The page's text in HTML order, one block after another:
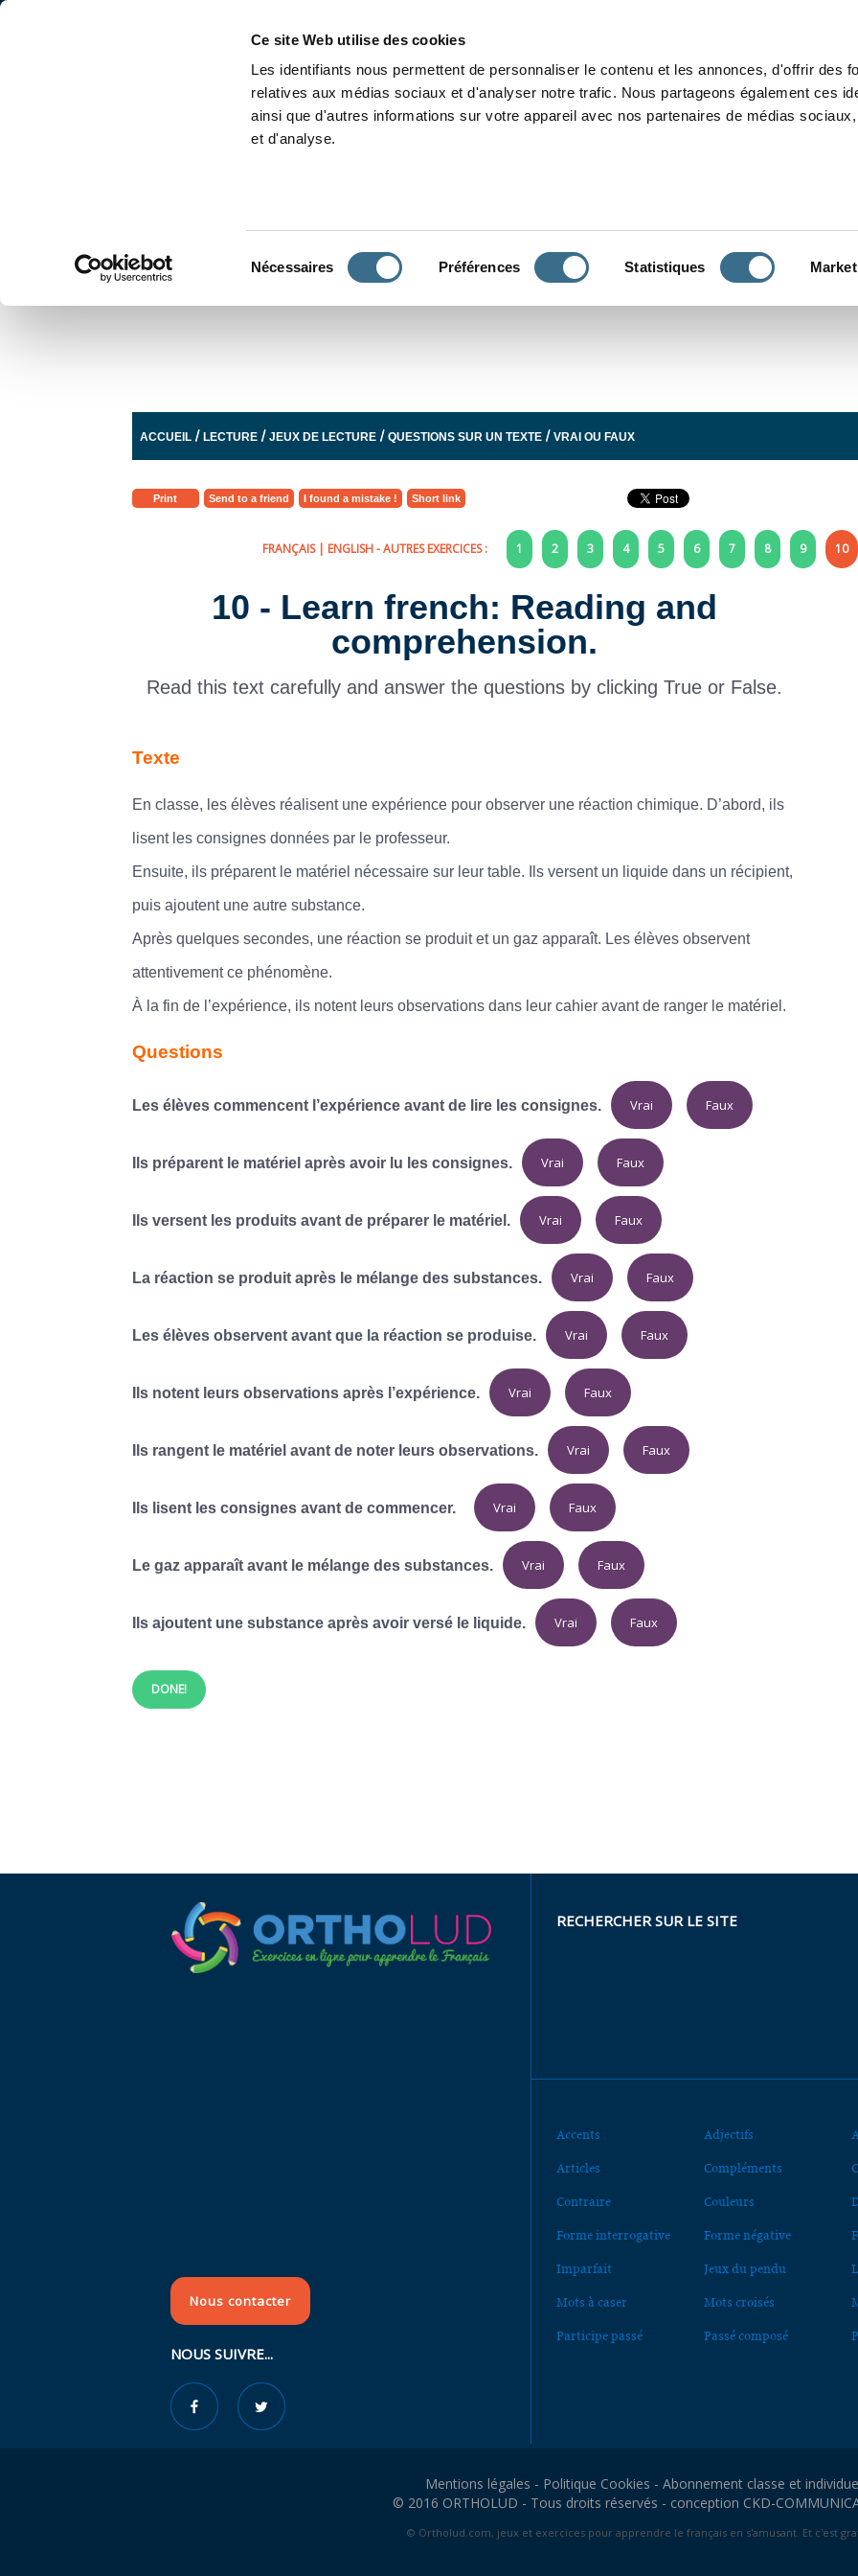
Ce site Web utilise des cookies
Les identifiants nous permettent de personnaliser le contenu et les annonces, d'offrir des
relatives aux médias sociaux et d'analyser notre trafic. Nous partageons également ces
ainsi que d'autres informations sur votre appareil avec nos partenaires de médias
et d'analyse.
Nécessaires Préférences Statistiques
ACCUEIL /LECTURE /JEUX DE LECTURE /QUESTIONS SUR UN TEXTE /VRAI OU FAUX
Print Send to a friend I found a mistake ! Short link
FRANÇAIS| ENGLISH- AUTRES EXERCICES : 1 2 3 4 5 6 7 8 9 10
10 - Learn french: Reading and
comprehension.
Read this text carefully and answer the questions by clicking True or False.
Texte
En classe, les élèves réalisent une expérience pour observer une réaction chimique. D’abord, ils
lisent les consignes données par le professeur.
Ensuite, ils préparent le matériel nécessaire sur leur table. Ils versent un liquide dans un récipient,
puis ajoutent une autre substance.
Après quelques secondes, une réaction se produit et un gaz apparaît. Les élèves observent
attentivement ce phénomène.
À la fin de l’expérience, ils notent leurs observations dans leur cahier avant de ranger le matériel.
Questions
Les élèves commencent l’expérience avant de lire les consignes. Vrai Faux
Ils préparent le matériel après avoir lu les consignes. Vrai Faux
Ils versent les produits avant de préparer le matériel. Vrai Faux
La réaction se produit après le mélange des substances. Vrai Faux
Les élèves observent avant que la réaction se produise. Vrai Faux
Ils notent leurs observations après l’expérience. Vrai Faux
Ils rangent le matériel avant de noter leurs observations. Vrai Faux
Ils lisent les consignes avant de commencer. Vrai Faux
Le gaz apparaît avant le mélange des substances. Vrai Faux
Ils ajoutent une substance après avoir versé le liquide. Vrai Faux
DONE!
Nous contacter
NOUS SUIVRE...
RECHERCHER SUR LE SITE
Accents Adjectifs
Articles Compléments
Contraire Couleurs
Forme interrogative Forme négative
Imparfait Jeux du pendu
Mots à caser Mots croisés
Participe passé Passé composé
Mentions légales - Politique Cookies - Abonnement classe et
© 2016 ORTHOLUD - Tous droits réservés - conception CKD-
© Ortholud.com, jeux et exercices pour apprendre le français en s'amusant. Et c'est